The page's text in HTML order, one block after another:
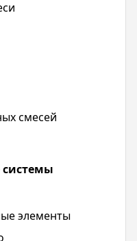
смесей
системы
элементы